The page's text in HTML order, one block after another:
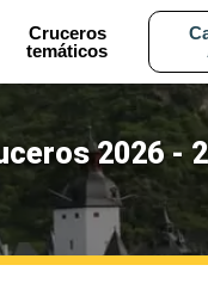
Cruceros
temáticos
2026 -